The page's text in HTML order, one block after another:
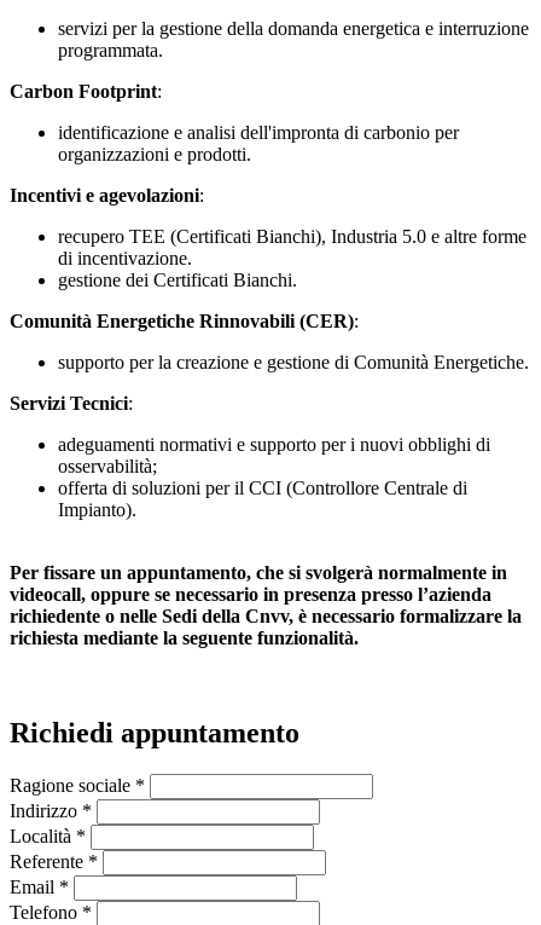
servizi per la gestione della domanda energetica e interruzione
programmata.
Carbon Footprint:
identificazione e analisi dell'impronta di carbonio per
organizzazioni e prodotti.
Incentivi e agevolazioni:
recupero TEE (Certificati Bianchi), Industria 5.0 e altre forme
di incentivazione.
gestione dei Certificati Bianchi.
Comunità Energetiche Rinnovabili (CER):
supporto per la creazione e gestione di Comunità Energetiche.
Servizi Tecnici:
adeguamenti normativi e supporto per i nuovi obblighi di
osservabilità;
offerta di soluzioni per il CCI (Controllore Centrale di
Impianto).
Per fissare un appuntamento, che si svolgerà normalmente in
videocall, oppure se necessario in presenza presso l’azienda
richiedente o nelle Sedi della Cnvv, è necessario formalizzare la
richiesta mediante la seguente funzionalità.
Richiedi appuntamento
Ragione sociale *
Indirizzo *
Località *
Referente *
Email *
Telefono *